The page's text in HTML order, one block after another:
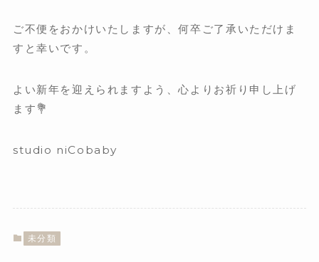
ご不便をおかけいたしますが、何卒ご了承いただけま
すと幸いです。
よい新年を迎えられますよう、心よりお祈り申し上げ
ます💐
studio niCobaby
未分類